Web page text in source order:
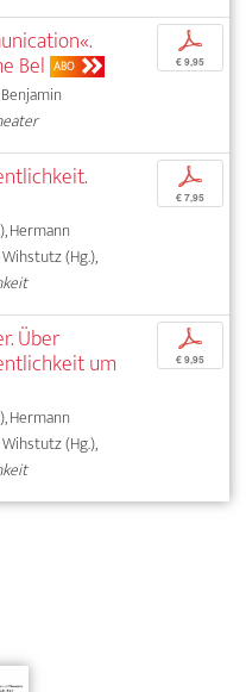
Bel ABO
p
€ 9,95
Hermann
(Hg.),
p
€ 7,95
Über
um
Hermann
(Hg.),
p
€ 9,95